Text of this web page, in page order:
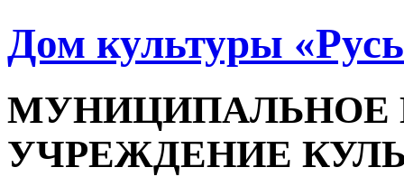
Дом культуры
УЧРЕЖДЕНИЕ